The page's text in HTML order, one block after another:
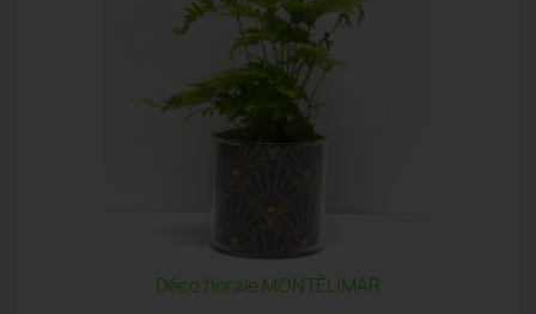
Déco florale MONTÉLIMAR